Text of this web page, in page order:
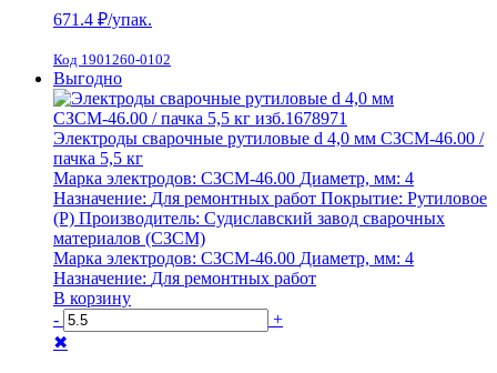
671.4 ₽/упак.
Код 1901260-0102
Выгодно
Электроды сварочные рутиловые d 4,0 мм СЗСМ-46.00 /
пачка 5,5 кг
Марка электродов: СЗСМ-46.00 Диаметр, мм: 4
Назначение: Для ремонтных работ Покрытие: Рутиловое
(Р) Производитель: Судиславский завод сварочных
материалов (СЗСМ)
Марка электродов: СЗСМ-46.00 Диаметр, мм: 4
Назначение: Для ремонтных работ
В корзину
-
+
✖